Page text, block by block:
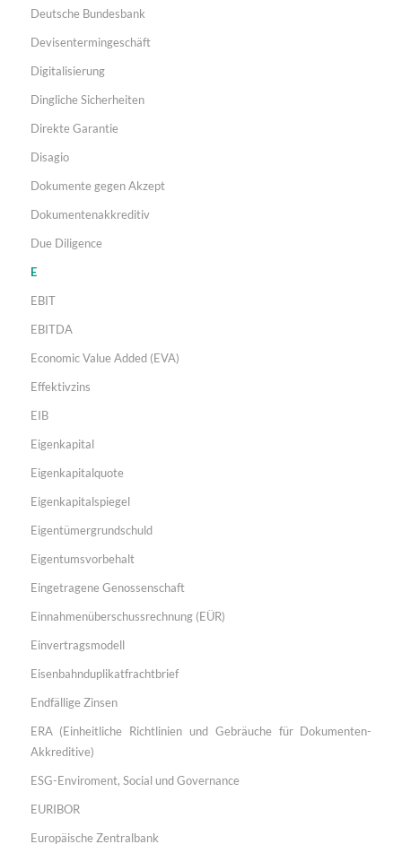
Deutsche Bundesbank
Devisentermingeschäft
Digitalisierung
Dingliche Sicherheiten
Direkte Garantie
Disagio
Dokumente gegen Akzept
Dokumentenakkreditiv
Due Diligence
E
EBIT
EBITDA
Economic Value Added (EVA)
Effektivzins
EIB
Eigenkapital
Eigenkapitalquote
Eigenkapitalspiegel
Eigentümergrundschuld
Eigentumsvorbehalt
Eingetragene Genossenschaft
Einnahmenüberschussrechnung (EÜR)
Einvertragsmodell
Eisenbahnduplikatfrachtbrief
Endfällige Zinsen
ERA (Einheitliche Richtlinien und Gebräuche für Dokumenten-
Akkreditive)
ESG-Enviroment, Social und Governance
EURIBOR
Europäische Zentralbank